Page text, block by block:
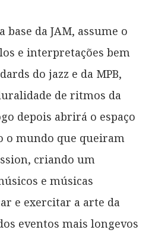
base da JAM, assume o
e interpretações bem
do jazz e da MPB,
de ritmos da
depois abrirá o espaço
o mundo que queiram
criando um
e músicas
e exercitar a arte da
eventos mais longevos